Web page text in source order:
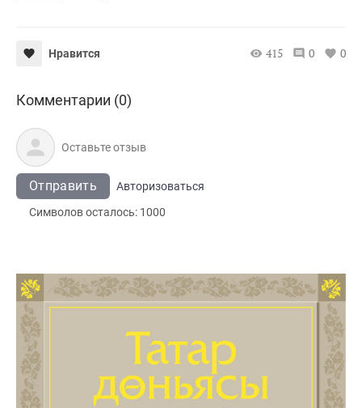
Нравится 415 0 0
Комментарии (0)
Отправить
Авторизоваться
Символов осталось: 1000